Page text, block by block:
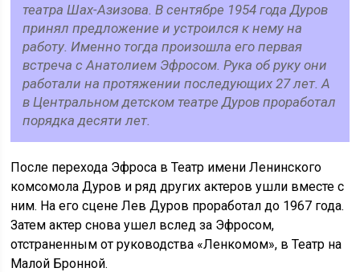
театра Шах-Азизова. В сентябре 1954 года Дуров
принял предложение и устроился к нему на
работу. Именно тогда произошла его первая
встреча с Анатолием Эфросом. Рука об руку они
работали на протяжении последующих 27 лет. А
в Центральном детском театре Дуров проработал
порядка десяти лет.
После перехода Эфроса в Театр имени Ленинского
комсомола Дуров и ряд других актеров ушли вместе с
ним. На его сцене Лев Дуров проработал до 1967 года.
Затем актер снова ушел вслед за Эфросом,
отстраненным от руководства «Ленкомом», в Театр на
Малой Бронной.